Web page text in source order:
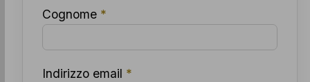
Cognome *
Indirizzo email *